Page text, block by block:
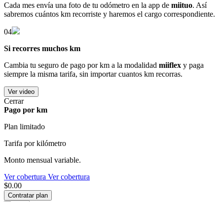
Cada mes envía una foto de tu odómetro en la app de miituo. Así
sabremos cuántos km recorriste y haremos el cargo correspondiente.
04
Si recorres muchos km
Cambia tu seguro de pago por km a la modalidad miiflex y paga
siempre la misma tarifa, sin importar cuantos km recorras.
Ver video
Cerrar
Pago por km
Plan limitado
Tarifa por kilómetro
Monto mensual variable.
Ver cobertura Ver cobertura
$0.00
Contratar plan